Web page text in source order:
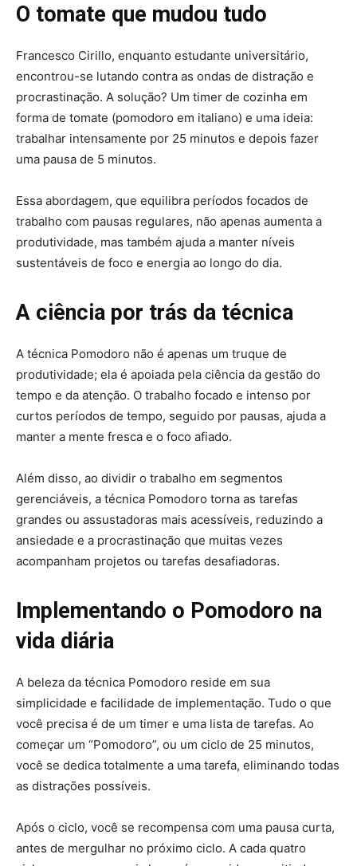
O tomate que mudou tudo
Francesco Cirillo, enquanto estudante universitário,
encontrou-se lutando contra as ondas de distração e
procrastinação. A solução? Um timer de cozinha em
forma de tomate (pomodoro em italiano) e uma ideia:
trabalhar intensamente por 25 minutos e depois fazer
uma pausa de 5 minutos.
Essa abordagem, que equilibra períodos focados de
trabalho com pausas regulares, não apenas aumenta a
produtividade, mas também ajuda a manter níveis
sustentáveis de foco e energia ao longo do dia.
A ciência por trás da técnica
A técnica Pomodoro não é apenas um truque de
produtividade; ela é apoiada pela ciência da gestão do
tempo e da atenção. O trabalho focado e intenso por
curtos períodos de tempo, seguido por pausas, ajuda a
manter a mente fresca e o foco afiado.
Além disso, ao dividir o trabalho em segmentos
gerenciáveis, a técnica Pomodoro torna as tarefas
grandes ou assustadoras mais acessíveis, reduzindo a
ansiedade e a procrastinação que muitas vezes
acompanham projetos ou tarefas desafiadoras.
Implementando o Pomodoro na
vida diária
A beleza da técnica Pomodoro reside em sua
simplicidade e facilidade de implementação. Tudo o que
você precisa é de um timer e uma lista de tarefas. Ao
começar um “Pomodoro”, ou um ciclo de 25 minutos,
você se dedica totalmente a uma tarefa, eliminando todas
as distrações possíveis.
Após o ciclo, você se recompensa com uma pausa curta,
antes de mergulhar no próximo ciclo. A cada quatro